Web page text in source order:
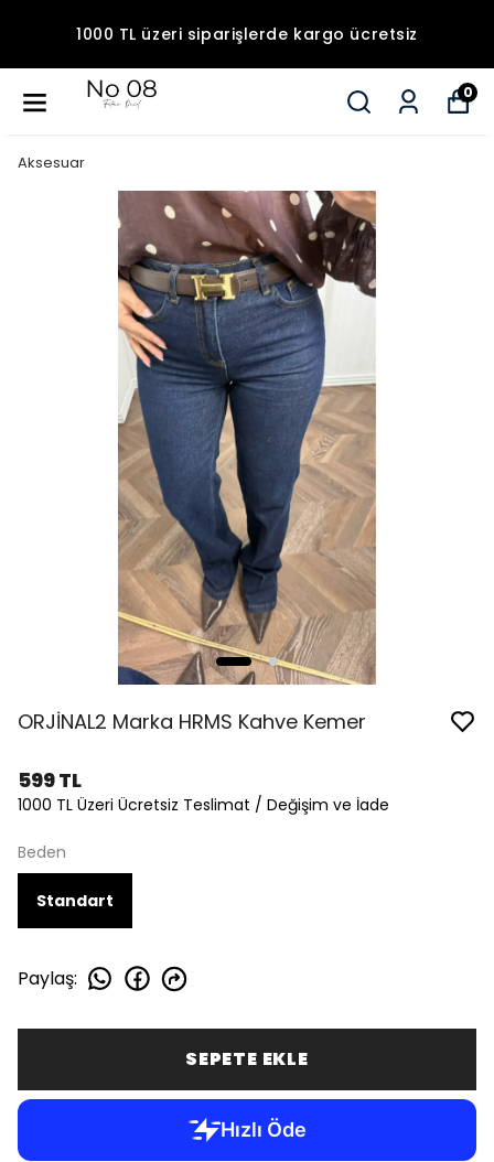
1000 TL üzeri siparişlerde kargo ücretsiz
0
Aksesuar
ORJİNAL2 Marka HRMS Kahve Kemer
599 TL
1000 TL Üzeri Ücretsiz Teslimat / Değişim ve İade
Beden
Standart
Paylaş:
SEPETE EKLE